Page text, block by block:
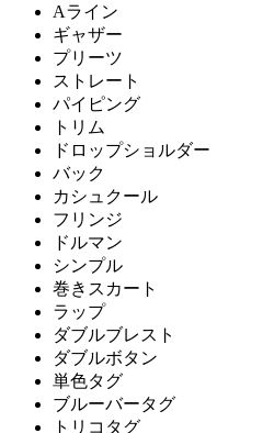
Aライン
ギャザー
プリーツ
ストレート
パイピング
トリム
ドロップショルダー
バック
カシュクール
フリンジ
ドルマン
シンプル
巻きスカート
ラップ
ダブルブレスト
ダブルボタン
単色タグ
ブルーバータグ
トリコタグ